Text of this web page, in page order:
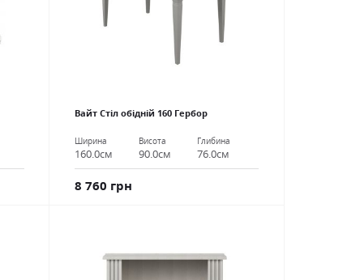
Вайт Стіл обідній 160 Гербор
Ширина
160.0см
Висота
90.0см
Глибина
76.0см
8 760 грн